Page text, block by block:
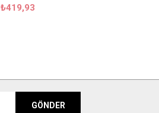
₺419,93
GÖNDER